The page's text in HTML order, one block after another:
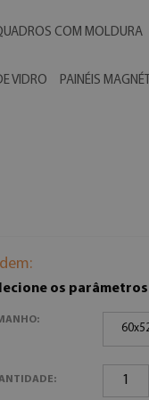
COM MOLDURA
VIDRO PAINÉIS
os